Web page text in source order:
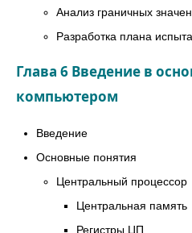
Анализ граничных
Разработка плана
Глава 6 Введение в
компьютером
Введение
Основные понятия
Центральный процессор
Центральная память
Регистры ЦП